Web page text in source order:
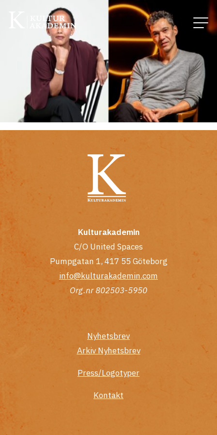
Kulturakademin
C/O United Spaces
Pumpgatan 1, 417 55 Göteborg
info@kulturakademin.com
Org.nr 802503-5950
Nyhetsbrev
Arkiv Nyhetsbrev
Press/Logotyper
Kontakt